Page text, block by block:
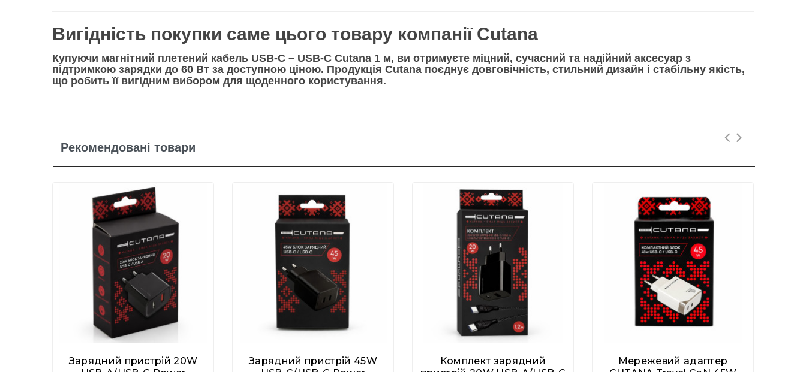
Вигідність покупки саме цього товару компанії Cutana
Купуючи магнітний плетений кабель USB-C – USB-C Cutana 1 м, ви отримуєте міцний, сучасний та надійний аксесуар з
підтримкою зарядки до 60 Вт за доступною ціною. Продукція Cutana поєднує довговічність, стильний дизайн і стабільну якість,
що робить її вигідним вибором для щоденного користування.
Рекомендовані товари
Зарядний пристрій 20W
Зарядний пристрій 45W
Комплект зарядний
Мережевий адаптер